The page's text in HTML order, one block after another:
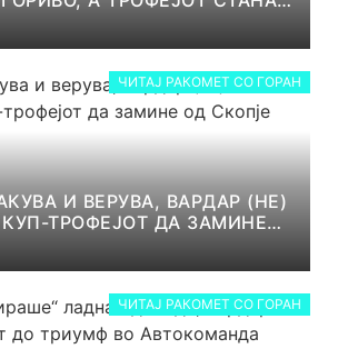
ЧИТАЈ РАКОМЕТ СО ГОРАН
И ВЕРУВА, ВАРДАР (НЕ)
ТРОФЕЈОТ ДА ЗАМИНЕ
ЧИТАЈ РАКОМЕТ СО ГОРАН